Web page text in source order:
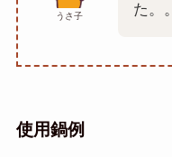
うさ子
た。。
使用鍋例